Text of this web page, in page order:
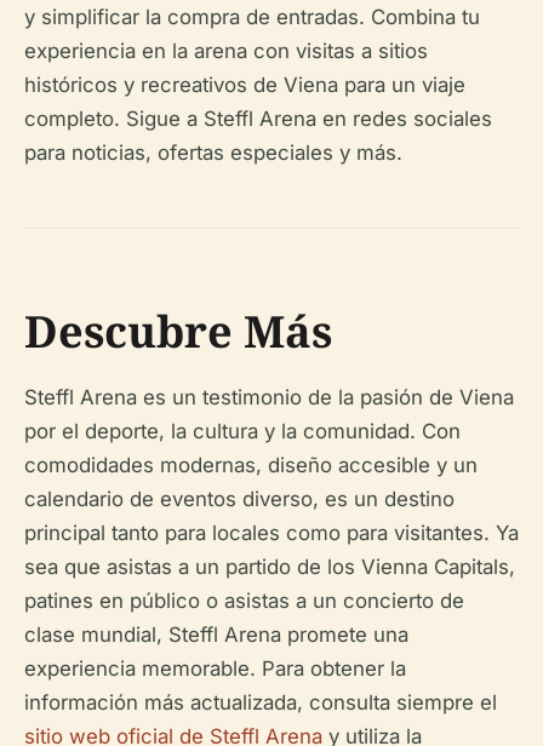
y simplificar la compra de entradas. Combina tu
experiencia en la arena con visitas a sitios
históricos y recreativos de Viena para un viaje
completo. Sigue a Steffl Arena en redes sociales
para noticias, ofertas especiales y más.
Descubre Más
Steffl Arena es un testimonio de la pasión de Viena
por el deporte, la cultura y la comunidad. Con
comodidades modernas, diseño accesible y un
calendario de eventos diverso, es un destino
principal tanto para locales como para visitantes. Ya
sea que asistas a un partido de los Vienna Capitals,
patines en público o asistas a un concierto de
clase mundial, Steffl Arena promete una
experiencia memorable. Para obtener la
información más actualizada, consulta siempre el
sitio web oficial de Steffl Arena y utiliza la